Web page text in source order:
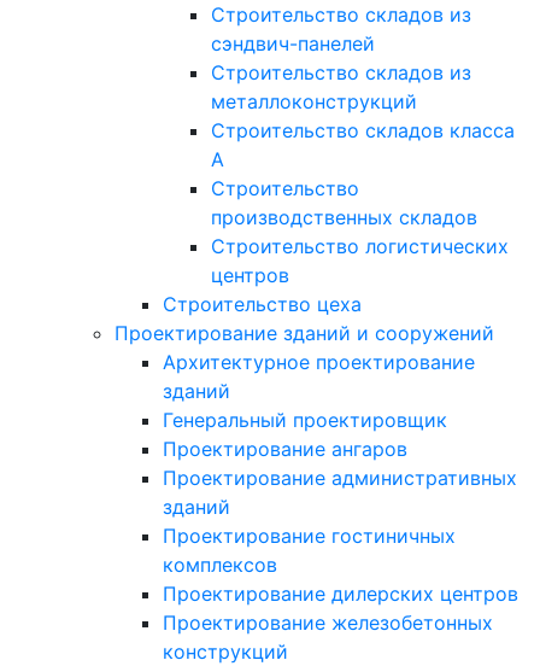
Строительство складов из
сэндвич-панелей
Строительство складов из
металлоконструкций
Строительство складов класса
А
Строительство
производственных складов
Строительство логистических
центров
Строительство цеха
Проектирование зданий и сооружений
Архитектурное проектирование
зданий
Генеральный проектировщик
Проектирование ангаров
Проектирование административных
зданий
Проектирование гостиничных
комплексов
Проектирование дилерских центров
Проектирование железобетонных
конструкций